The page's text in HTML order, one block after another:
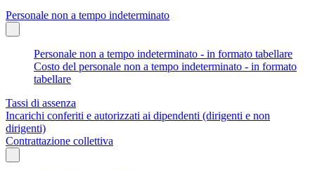
Personale non a tempo indeterminato
Personale non a tempo indeterminato - in formato tabellare
Costo del personale non a tempo indeterminato - in formato
tabellare
Tassi di assenza
Incarichi conferiti e autorizzati ai dipendenti (dirigenti e non
dirigenti)
Contrattazione collettiva